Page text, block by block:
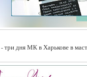
- три дня МК в Харькове в